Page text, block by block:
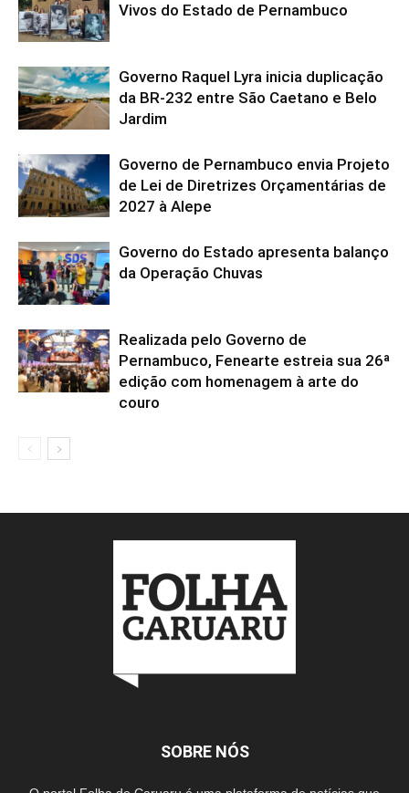
Vivos do Estado de Pernambuco
Governo Raquel Lyra inicia duplicação
da BR-232 entre São Caetano e Belo
Jardim
Governo de Pernambuco envia Projeto
de Lei de Diretrizes Orçamentárias de
2027 à Alepe
Governo do Estado apresenta balanço
da Operação Chuvas
Realizada pelo Governo de
Pernambuco, Fenearte estreia sua 26ª
edição com homenagem à arte do
couro
SOBRE NÓS